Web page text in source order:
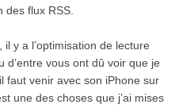
flux RSS.
y a l’optimisation de lecture
d’entre vous ont dû voir que je
faut venir avec son iPhone sur
une des choses que j’ai mises